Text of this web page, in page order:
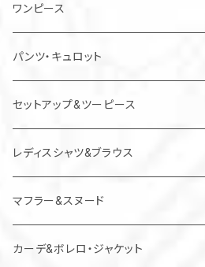
ワンピース
チュニック
ジャンパースカート
パンツ・キュロット
セットアップ&ツーピース
レディスシャツ&ブラウス
マフラー&スヌード
カーデ&ボレロ・ジャケット